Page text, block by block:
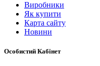
Виробники
Як купити
Карта сайту
Новини
Особистий Кабінет